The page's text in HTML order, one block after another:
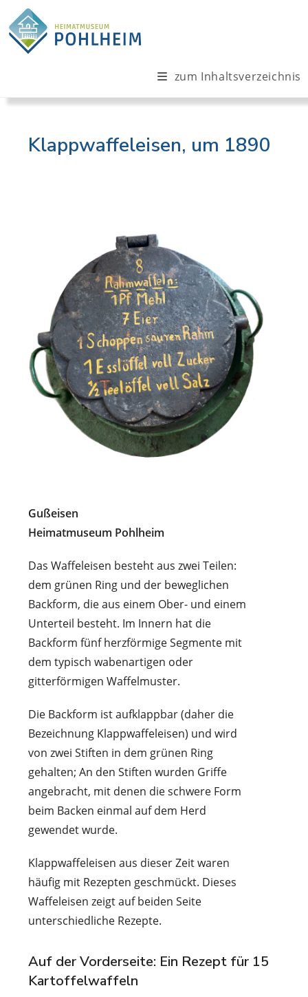
Inhalt
springen
zum Inhaltsverzeichnis
Klappwaffeleisen, um 1890
Gußeisen
Heimatmuseum Pohlheim
Das Waffeleisen besteht aus zwei Teilen:
dem grünen Ring und der beweglichen
Backform, die aus einem Ober- und einem
Unterteil besteht. Im Innern hat die
Backform fünf herzförmige Segmente mit
dem typisch wabenartigen oder
gitterförmigen Waffelmuster.
Die Backform ist aufklappbar (daher die
Bezeichnung Klappwaffeleisen) und wird
von zwei Stiften in dem grünen Ring
gehalten; An den Stiften wurden Griffe
angebracht, mit denen die schwere Form
beim Backen einmal auf dem Herd
gewendet wurde.
Klappwaffeleisen aus dieser Zeit waren
häufig mit Rezepten geschmückt. Dieses
Waffeleisen zeigt auf beiden Seite
unterschiedliche Rezepte.
Auf der Vorderseite: Ein Rezept für 15
Kartoffelwaffeln